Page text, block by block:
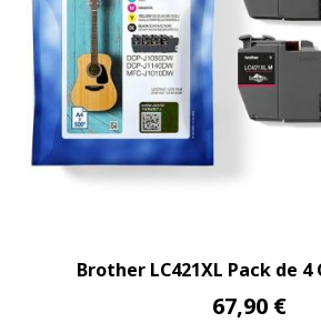
Brother LC421XL Pack de 4
67,90 €